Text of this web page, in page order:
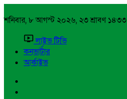
শনিবার, ৮ আগস্ট ২০২৬, ২৩ শ্রাবণ ১৪৩৩
লাইভ টিভি
কনভার্টার
আর্কাইভ